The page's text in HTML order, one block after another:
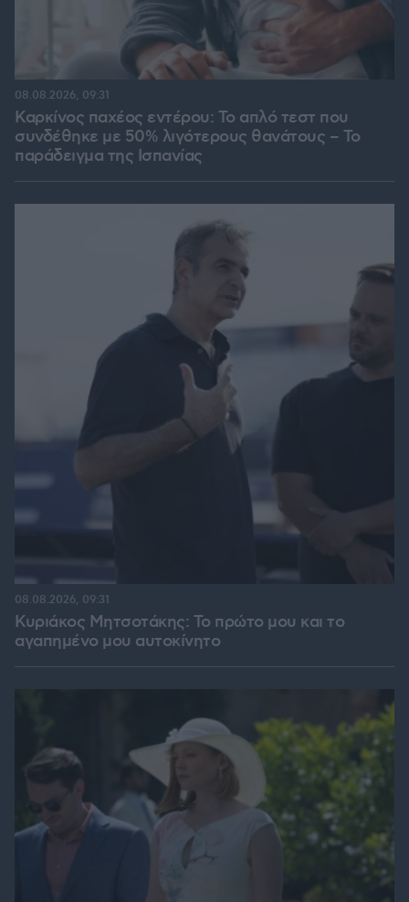
Καρκίνος παχέος εντέρου: Το απλό τεστ που
συνδέθηκε με 50% λιγότερους θανάτους – Το
παράδειγμα της Ισπανίας
08.08.2026, 09:31
Κυριάκος Μητσοτάκης: Το πρώτο μου και το
αγαπημένο μου αυτοκίνητο
08.08.2026, 09:31